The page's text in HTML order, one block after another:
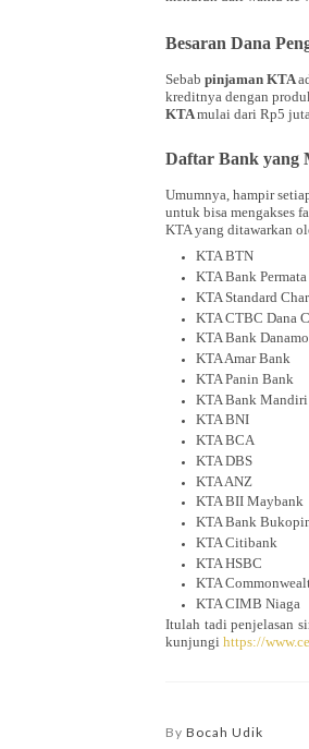
Besaran Dana
Sebab pinjaman KTA
kreditnya dengan
KTAmulai dari Rp5
Daftar Bank yang
Umumnya, hampir
untuk bisa mengakses
KTA yang ditawarkan
KTA BTN
KTA Bank Permata
KTA Standard
KTA CTBC Dana
KTA Bank
KTA Amar Bank
KTA Panin Bank
KTA Bank Mandiri
KTA BNI
KTA BCA
KTA DBS
KTA ANZ
KTA BII Maybank
KTA Bank
KTA Citibank
KTA HSBC
KTA
KTA CIMB Niaga
Itulah tadi penjelasan
kunjungi https://
By Bocah Udik